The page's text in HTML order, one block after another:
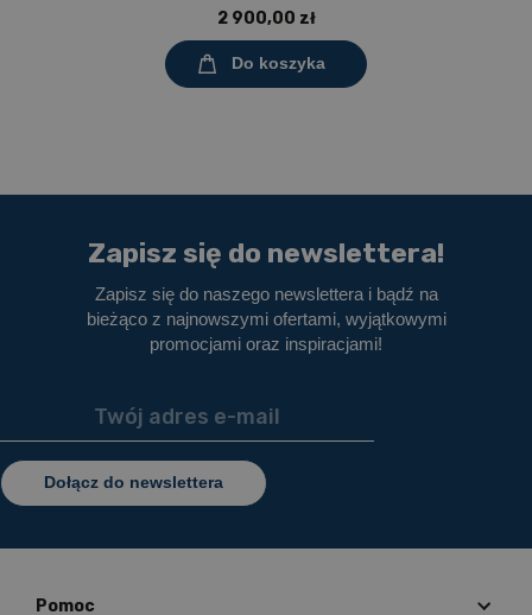
Prostokąt 1200x600 mm, rozmiar 4-6, blat
2 900,00 zł
Do koszyka
Zapisz się do newslettera!
Zapisz się do naszego newslettera i bądź na
bieżąco z najnowszymi ofertami, wyjątkowymi
promocjami oraz inspiracjami!
Dołącz do newslettera
Pomoc